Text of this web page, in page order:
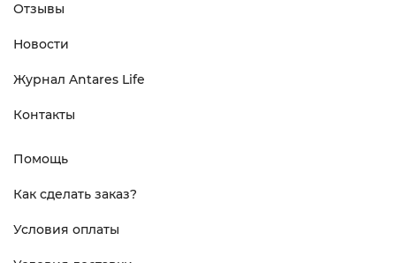
Отзывы
Новости
Журнал Antares Life
Контакты
Помощь
Как сделать заказ?
Условия оплаты